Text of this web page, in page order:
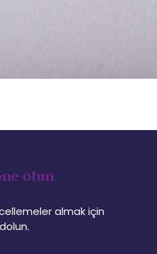
olun
almak için